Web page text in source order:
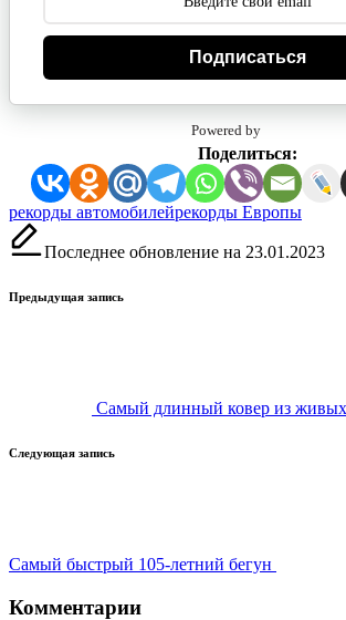
Подписаться
Powered by
Поделиться:
Метки:
рекорды автомобилейрекорды Европы
Последнее обновление на 23.01.2023
Навигация
Предыдущая запись
Самый длинный ковер из живых
Следующая запись
Самый быстрый 105-летний бегун
Комментарии